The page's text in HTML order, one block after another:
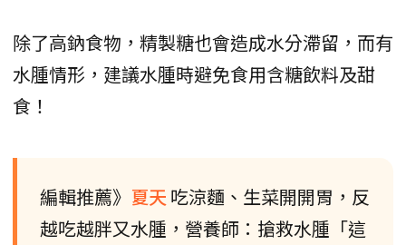
除了高鈉食物，精製糖也會造成水分滯留，而有
水腫情形，建議水腫時避免食用含糖飲料及甜
食！
編輯推薦》 夏天 吃涼麵、生菜開開胃，反
越吃越胖又水腫，營養師：搶救水腫「這